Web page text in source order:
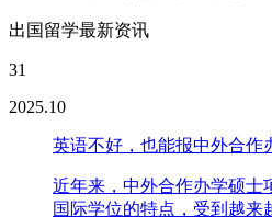
出国留学最新资讯
31
2025.10
英语不好，也能报中外合作
近年来，中外合作办学硕士
国际学位的特点，受到越来